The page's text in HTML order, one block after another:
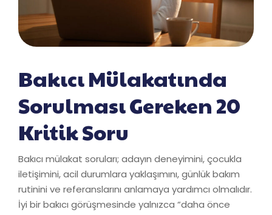
Bakıcı Mülakatında
Sorulması Gereken 20
Kritik Soru
Bakıcı mülakat soruları; adayın deneyimini, çocukla
iletişimini, acil durumlara yaklaşımını, günlük bakım
rutinini ve referanslarını anlamaya yardımcı olmalıdır.
İyi bir bakıcı görüşmesinde yalnızca “daha önce